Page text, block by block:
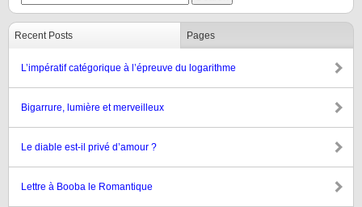
Recent Posts Pages
L’impératif catégorique à l’épreuve du logarithme
Bigarrure, lumière et merveilleux
Le diable est-il privé d’amour ?
Lettre à Booba le Romantique